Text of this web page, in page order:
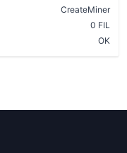
CreateMiner
0 FIL
OK